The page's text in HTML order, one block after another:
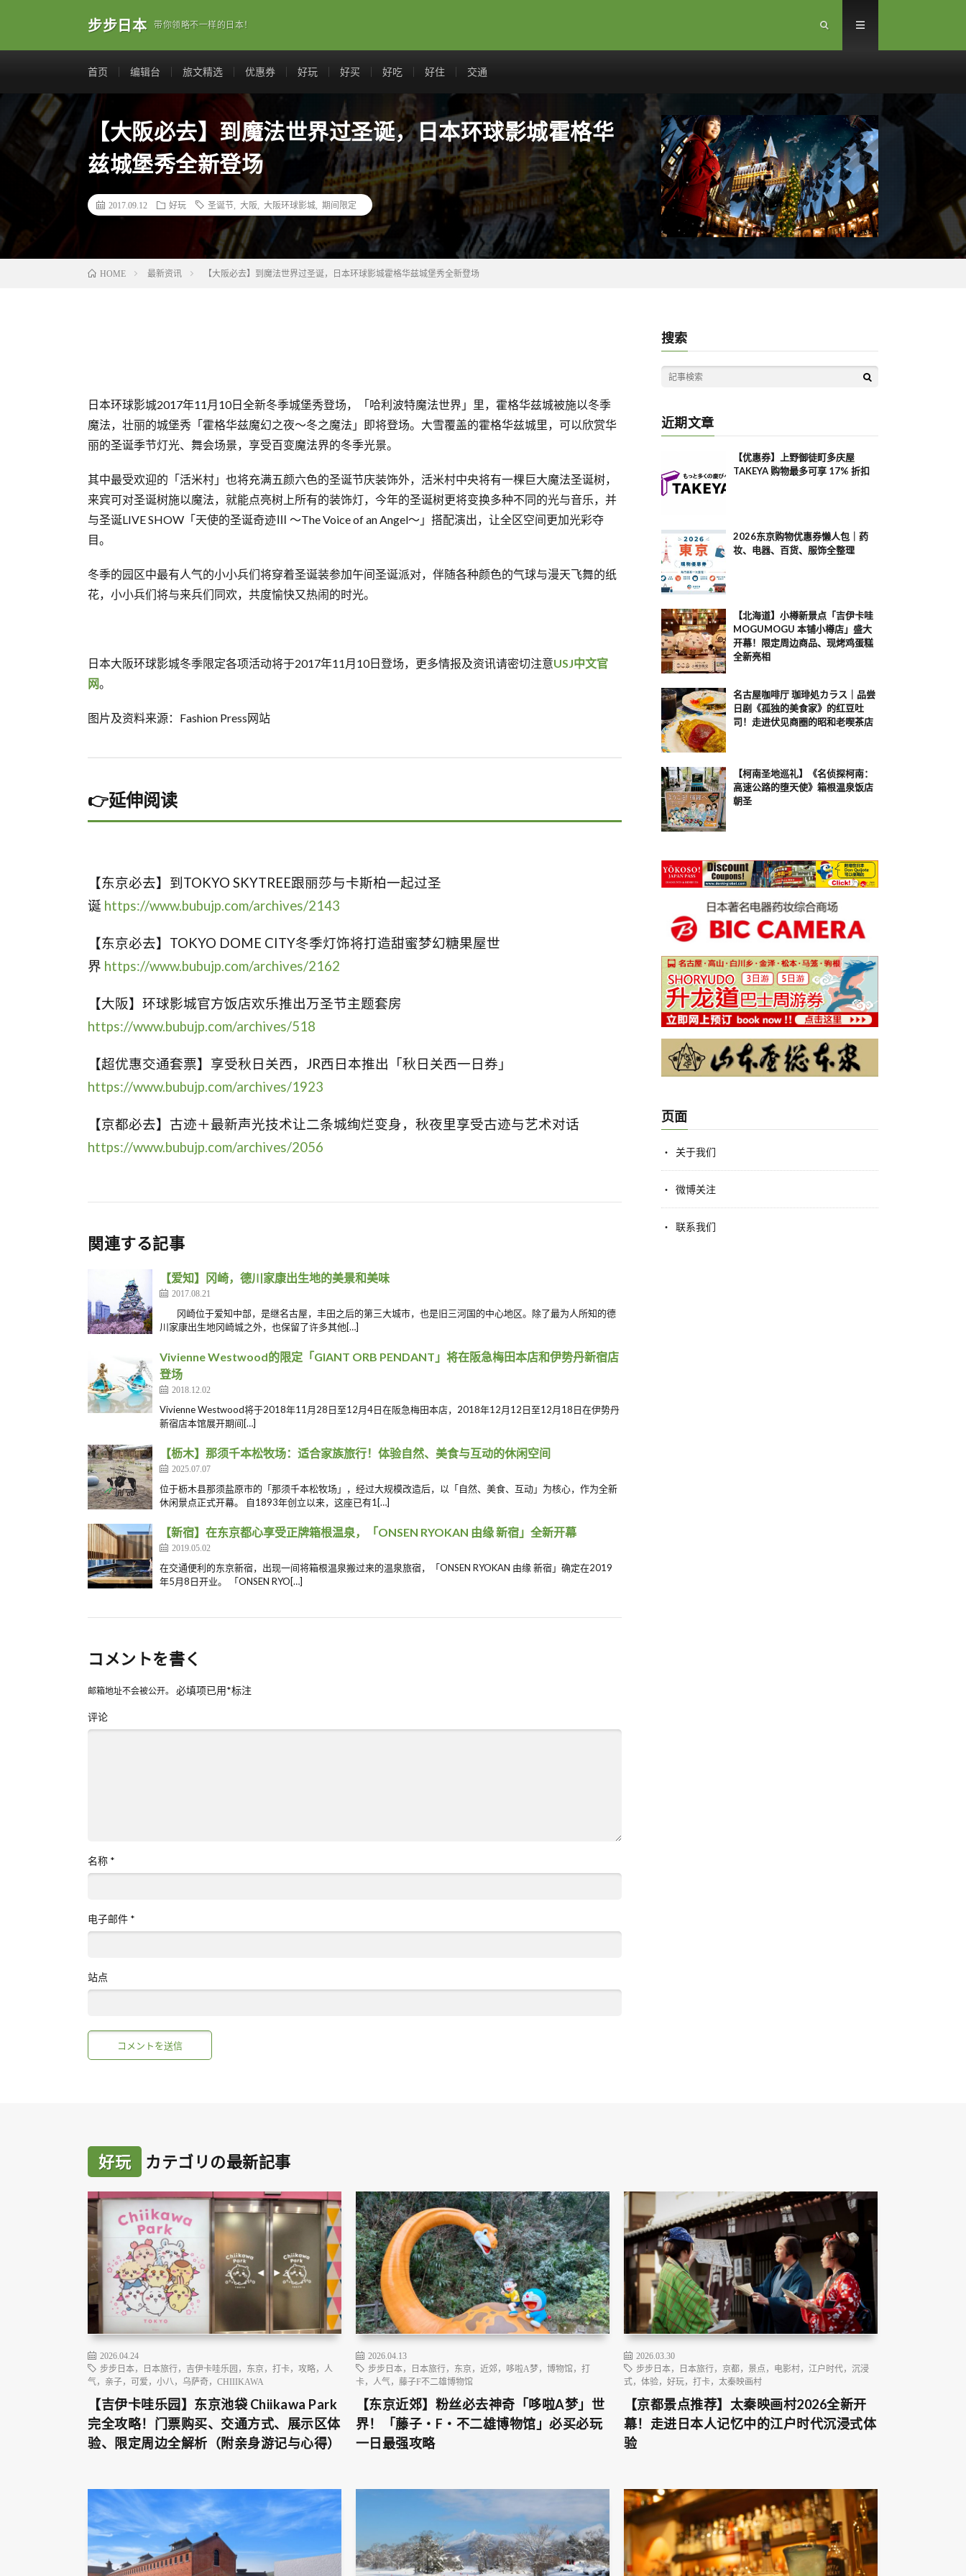
步步日本 带你领略不一样的日本！
首页 编辑台 旅文精选 优惠券 好玩 好买 好吃 好住 交通
【大阪必去】到魔法世界过圣诞，日本环球影城霍格华
兹城堡秀全新登场
2017.09.12 好玩 圣诞节 大阪 大阪环球影城 期间限定
HOME 最新资讯 【大阪必去】到魔法世界过圣诞，日本环球影城霍格华兹城堡秀全新登场
日本环球影城2017年11月10日全新冬季城堡秀登场，「哈利波特魔法世界」里，霍格华兹城被施以冬季
魔法，壮丽的城堡秀「霍格华兹魔幻之夜～冬之魔法」即将登场。大雪覆盖的霍格华兹城里，可以欣赏华
丽的圣诞季节灯光、舞会场景，享受百变魔法界的冬季光景。
其中最受欢迎的「活米村」也将充满五颜六色的圣诞节庆装饰外，活米村中央将有一棵巨大魔法圣诞树，
来宾可对圣诞树施以魔法，就能点亮树上所有的装饰灯，今年的圣诞树更将变换多种不同的光与音乐，并
与圣诞LIVE SHOW「天使的圣诞奇迹Ⅲ ～The Voice of an Angel～」搭配演出，让全区空间更加光彩夺
目。
冬季的园区中最有人气的小小兵们将穿着圣诞装参加午间圣诞派对，伴随各种颜色的气球与漫天飞舞的纸
花，小小兵们将与来兵们同欢，共度愉快又热闹的时光。
日本大阪环球影城冬季限定各项活动将于2017年11月10日登场，更多情报及资讯请密切注意USJ中文官
网。
图片及资料来源：Fashion Press网站
👉延伸阅读
【东京必去】到TOKYO SKYTREE跟丽莎与卡斯柏一起过圣
诞 https://www.bubujp.com/archives/2143
【东京必去】TOKYO DOME CITY冬季灯饰将打造甜蜜梦幻糖果屋世
界 https://www.bubujp.com/archives/2162
【大阪】环球影城官方饭店欢乐推出万圣节主题套房
https://www.bubujp.com/archives/518
【超优惠交通套票】享受秋日关西，JR西日本推出「秋日关西一日券」
https://www.bubujp.com/archives/1923
【京都必去】古迹＋最新声光技术让二条城绚烂变身，秋夜里享受古迹与艺术对话
https://www.bubujp.com/archives/2056
関連する記事
【爱知】冈崎，德川家康出生地的美景和美味
2017.08.21
冈崎位于爱知中部，是继名古屋，丰田之后的第三大城市，也是旧三河国的中心地区。除了最为人所知的德
川家康出生地冈崎城之外，也保留了许多其他[…]
Vivienne Westwood的限定「GIANT ORB PENDANT」将在阪急梅田本店和伊势丹新宿店
登场
2018.12.02
Vivienne Westwood将于2018年11月28日至12月4日在阪急梅田本店，2018年12月12日至12月18日在伊势丹
新宿店本馆展开期间[…]
【枥木】那须千本松牧场：适合家族旅行！体验自然、美食与互动的休闲空间
2025.07.07
位于枥木县那须盐原市的「那须千本松牧场」，经过大规模改造后，以「自然、美食、互动」为核心，作为全新
休闲景点正式开幕。 自1893年创立以来，这座已有1[…]
【新宿】在东京都心享受正牌箱根温泉，「ONSEN RYOKAN 由缘 新宿」全新开幕
2019.05.02
在交通便利的东京新宿，出现一间将箱根温泉搬过来的温泉旅宿，「ONSEN RYOKAN 由缘 新宿」确定在2019
年5月8日开业。 「ONSEN RYO[…]
コメントを書く
邮箱地址不会被公开。 必填项已用*标注
评论
名称 *
电子邮件 *
站点
搜索
近期文章
【优惠券】上野御徒町多庆屋
TAKEYA 购物最多可享 17% 折扣
2026东京购物优惠券懒人包｜药
妆、电器、百货、服饰全整理
【北海道】小樽新景点「吉伊卡哇
MOGUMOGU 本铺小樽店」盛大
开幕！限定周边商品、现烤鸡蛋糕
全新亮相
名古屋咖啡厅 珈琲処カラス｜品尝
日剧《孤独的美食家》的红豆吐
司！走进伏见商圈的昭和老喫茶店
【柯南圣地巡礼】《名侦探柯南：
高速公路的堕天使》箱根温泉饭店
朝圣
页面
关于我们
微博关注
联系我们
好玩 カテゴリの最新記事
2026.04.24
步步日本，日本旅行，吉伊卡哇乐园，东京，打卡，攻略，人
气，亲子，可爱，小八，乌萨奇，CHIIIKAWA
【吉伊卡哇乐园】东京池袋 Chiikawa Park
完全攻略！门票购买、交通方式、展示区体
验、限定周边全解析（附亲身游记与心得）
2026.04.13
步步日本，日本旅行，东京，近郊，哆啦A梦，博物馆，打
卡，人气，藤子F不二雄博物馆
【东京近郊】粉丝必去神奇「哆啦A梦」世
界！「藤子・F・不二雄博物馆」必买必玩
一日最强攻略
2026.03.30
步步日本，日本旅行，京都，景点，电影村，江户时代，沉浸
式，体验，好玩，打卡，太秦映画村
【京都景点推荐】太秦映画村2026全新开
幕！走进日本人记忆中的江户时代沉浸式体
验